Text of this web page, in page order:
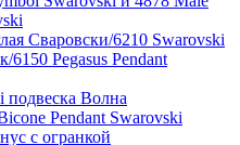
Сваровски/6210 Swarovski
Pegasus Pendant
подвеска Волна
Pendant Swarovski
c огранкой